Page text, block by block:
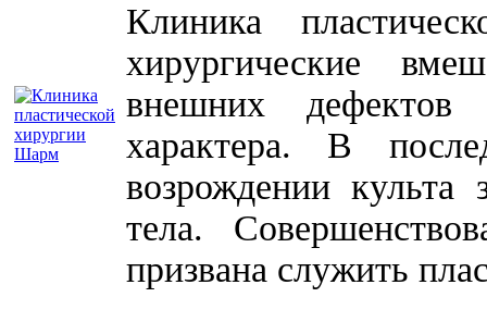
Клиника
хирургические
внешних дефектов
характера. В
возрождении культа
тела.
призвана служить